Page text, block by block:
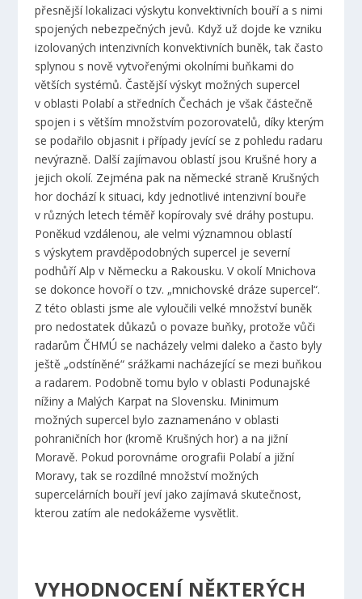
přesnější lokalizaci výskytu konvektivních bouří a s nimi
spojených nebezpečných jevů. Když už dojde ke vzniku
izolovaných intenzivních konvektivních buněk, tak často
splynou s nově vytvořenými okolními buňkami do
větších systémů. Častější výskyt možných supercel
v oblasti Polabí a středních Čechách je však částečně
spojen i s větším množstvím pozorovatelů, díky kterým
se podařilo objasnit i případy jevící se z pohledu radaru
nevýrazně. Další zajímavou oblastí jsou Krušné hory a
jejich okolí. Zejména pak na německé straně Krušných
hor dochází k situaci, kdy jednotlivé intenzivní bouře
v různých letech téměř kopírovaly své dráhy postupu.
Poněkud vzdálenou, ale velmi významnou oblastí
s výskytem pravděpodobných supercel je severní
podhůří Alp v Německu a Rakousku. V okolí Mnichova
se dokonce hovoří o tzv. „mnichovské dráze supercel“.
Z této oblasti jsme ale vyloučili velké množství buněk
pro nedostatek důkazů o povaze buňky, protože vůči
radarům ČHMÚ se nacházely velmi daleko a často byly
ještě „odstíněné“ srážkami nacházející se mezi buňkou
a radarem. Podobně tomu bylo v oblasti Podunajské
nížiny a Malých Karpat na Slovensku. Minimum
možných supercel bylo zaznamenáno v oblasti
pohraničních hor (kromě Krušných hor) a na jižní
Moravě. Pokud porovnáme orografii Polabí a jižní
Moravy, tak se rozdílné množství možných
supercelárních bouří jeví jako zajímavá skutečnost,
kterou zatím ale nedokážeme vysvětlit.
VYHODNOCENÍ NĚKTERÝCH